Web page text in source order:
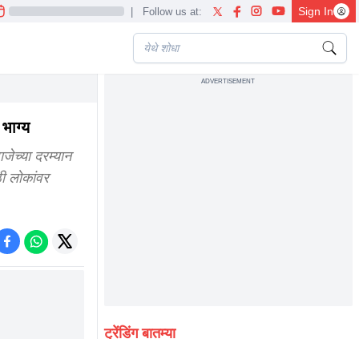
| Follow us at: Sign In
दरम्यान
लोकांवर
ADVERTISEMENT
ट्रेंडिंग बातम्या